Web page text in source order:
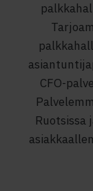
CFO-
Ruotsissa